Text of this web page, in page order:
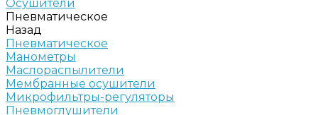
Осушители
Пневматическое
Назад
Пневматическое
Манометры
Маслораспылители
Мембранные осушители
Микрофильтры-регуляторы
Пневмоглушители